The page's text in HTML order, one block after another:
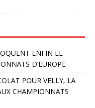
ENFIN LE
D’EUROPE
POUR VELLY, LA
CHAMPIONNATS